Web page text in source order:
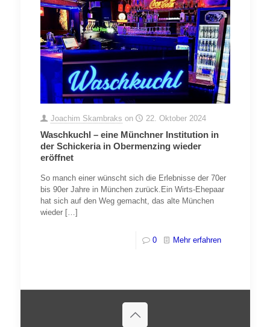
Joachim Skambraks on 22. Oktober 2024
Waschkuchl – eine Münchner Institution in
der Schickeria in Obermenzing wieder
eröffnet
So manch einer wünscht sich die Erlebnisse der 70er
bis 90er Jahre in München zurück.Ein Wirts-Ehepaar
hat sich auf den Weg gemacht, das alte München
wieder[…]
0 Mehr erfahren